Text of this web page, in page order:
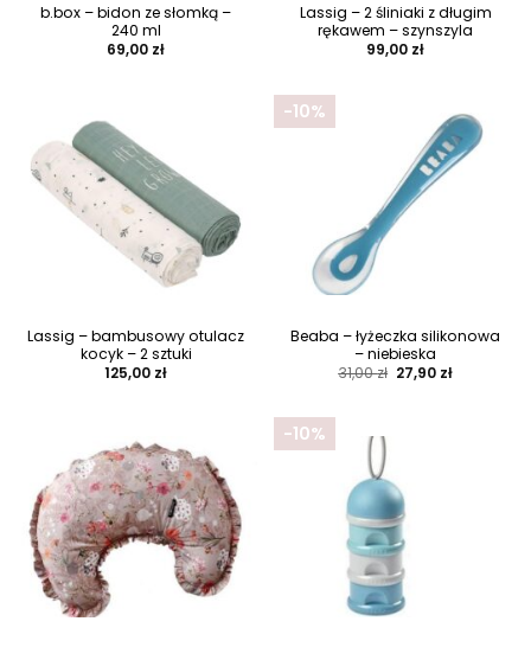
b.box – bidon ze słomką –
240 ml
69,00 zł
Lassig – 2 śliniaki z długim
rękawem – szynszyla
99,00 zł
Lassig – bambusowy otulacz
kocyk – 2 sztuki
125,00 zł
-10%
Beaba – łyżeczka silikonowa
– niebieska
31,00zł Pierwotna
cena
27,90 złAktualna
-10%